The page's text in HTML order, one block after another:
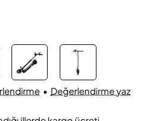
• Değerlendirme yaz